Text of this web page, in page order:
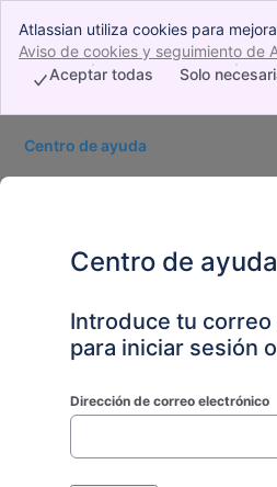
Atlassian utiliza cookies para
navegación, realizar análisis e
publicidad. Acepta todas las
Aviso de cookies y seguimiento de
Solo
Aceptar todas
Centro de ayuda
Centro de ayuda
Introduce tu
para iniciar sesión
Dirección de correo electrónico